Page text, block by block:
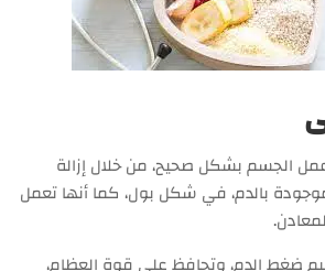
الجسم بشكل صحيح، من خلال إزالة
بالدم، في شكل بول، كما أنها تعمل